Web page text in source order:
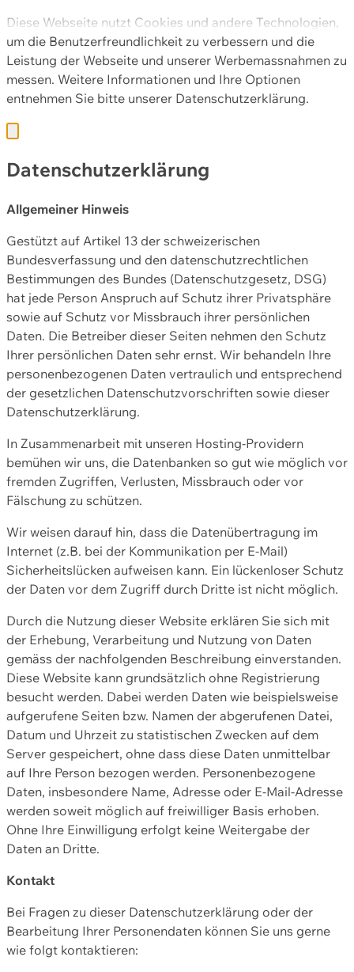
Diese Webseite nutzt Cookies und andere Technologien,
um die Benutzerfreundlichkeit zu verbessern und die
Leistung der Webseite und unserer Werbemassnahmen zu
messen. Weitere Informationen und Ihre Optionen
entnehmen Sie bitte unserer Datenschutzerklärung.
Datenschutzerklärung
Allgemeiner Hinweis
Gestützt auf Artikel 13 der schweizerischen
Bundesverfassung und den datenschutzrechtlichen
Bestimmungen des Bundes (Datenschutzgesetz, DSG)
hat jede Person Anspruch auf Schutz ihrer Privatsphäre
sowie auf Schutz vor Missbrauch ihrer persönlichen
Daten. Die Betreiber dieser Seiten nehmen den Schutz
Ihrer persönlichen Daten sehr ernst. Wir behandeln Ihre
personenbezogenen Daten vertraulich und entsprechend
der gesetzlichen Datenschutzvorschriften sowie dieser
Datenschutzerklärung.
In Zusammenarbeit mit unseren Hosting-Providern
bemühen wir uns, die Datenbanken so gut wie möglich vor
fremden Zugriffen, Verlusten, Missbrauch oder vor
Fälschung zu schützen.
Wir weisen darauf hin, dass die Datenübertragung im
Internet (z.B. bei der Kommunikation per E-Mail)
Sicherheitslücken aufweisen kann. Ein lückenloser Schutz
der Daten vor dem Zugriff durch Dritte ist nicht möglich.
Durch die Nutzung dieser Website erklären Sie sich mit
der Erhebung, Verarbeitung und Nutzung von Daten
gemäss der nachfolgenden Beschreibung einverstanden.
Diese Website kann grundsätzlich ohne Registrierung
besucht werden. Dabei werden Daten wie beispielsweise
aufgerufene Seiten bzw. Namen der abgerufenen Datei,
Datum und Uhrzeit zu statistischen Zwecken auf dem
Server gespeichert, ohne dass diese Daten unmittelbar
auf Ihre Person bezogen werden. Personenbezogene
Daten, insbesondere Name, Adresse oder E-Mail-Adresse
werden soweit möglich auf freiwilliger Basis erhoben.
Ohne Ihre Einwilligung erfolgt keine Weitergabe der
Daten an Dritte.
Kontakt
Bei Fragen zu dieser Datenschutzerklärung oder der
Bearbeitung Ihrer Personendaten können Sie uns gerne
wie folgt kontaktieren: